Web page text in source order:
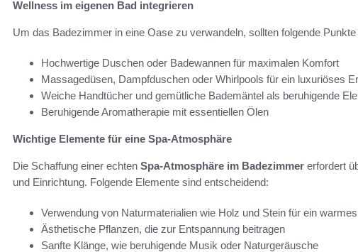
Wellness im eigenen Bad integrieren
Um das Badezimmer in eine Oase zu verwandeln, sollten folgende
Hochwertige Duschen oder Badewannen für maximalen Komfort
Massagedüsen, Dampfduschen oder Whirlpools für ein luxuriöses
Weiche Handtücher und gemütliche Bademäntel als beruhigende
Beruhigende Aromatherapie mit essentiellen Ölen
Wichtige Elemente für eine Spa-Atmosphäre
Die Schaffung einer echten Spa-Atmosphäre im Badezimmer erfordert
und Einrichtung. Folgende Elemente sind entscheidend:
Verwendung von Naturmaterialien wie Holz und Stein für ein
Ästhetische Pflanzen, die zur Entspannung beitragen
Sanfte Klänge, wie beruhigende Musik oder Naturgeräusche